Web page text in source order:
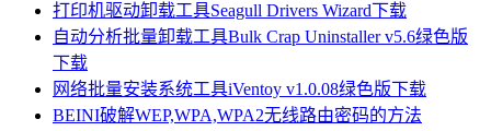
打印机驱动卸载工具Seagull Drivers Wizard下载
自动分析批量卸载工具Bulk Crap Uninstaller v5.6绿色版
下载
网络批量安装系统工具iVentoy v1.0.08绿色版下载
BEINI破解WEP,WPA,WPA2无线路由密码的方法